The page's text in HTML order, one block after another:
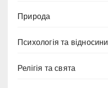
Природа
Психологія та відносини
Релігія та свята